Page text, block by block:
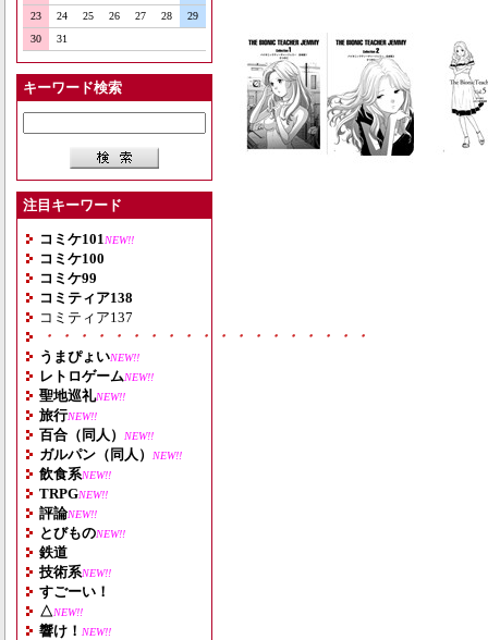
23
24 25 26 27 28
29
30
31
キーワード検索
注目キーワード
コミケ101 NEW!!
コミケ100
コミケ99
コミティア138
コミティア137
・・・・・・・・・・・・・・・・・・・
うまぴょいNEW!!
レトロゲームNEW!!
聖地巡礼NEW!!
旅行NEW!!
百合（同人） NEW!!
ガルパン（同人） NEW!!
飲食系NEW!!
TRPGNEW!!
評論NEW!!
とびものNEW!!
鉄道
技術系NEW!!
すごーい！
△NEW!!
響け！ NEW!!